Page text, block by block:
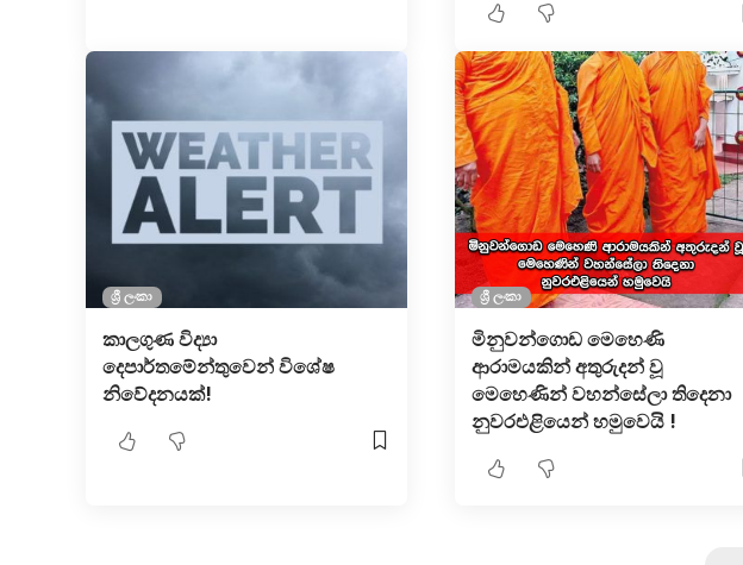
ශ්‍රී ලංකා
කාලගුණ විද්‍යා
දෙපාර්තමේන්තුවෙන් විශේෂ
නිවේදනයක්!
ශ්‍රී ලංකා
මිනුවන්ගොඩ මෙහෙණි
ආරාමයකින් අතුරුදන් වූ
මෙහෙණින් වහන්සේලා තිදෙනා
නුවරඑළියෙන් හමුවෙයි !